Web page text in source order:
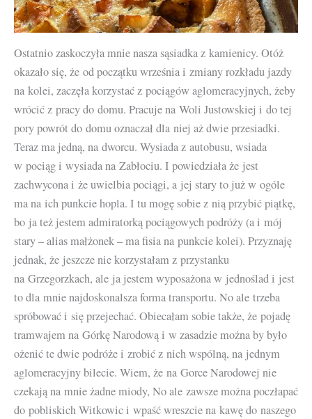
Ostatnio zaskoczyła mnie nasza sąsiadka z kamienicy. Otóż
okazało się, że od początku września i zmiany rozkładu jazdy
na kolei, zaczęła korzystać z pociągów aglomeracyjnych, żeby
wrócić z pracy do domu. Pracuje na Woli Justowskiej i do tej
pory powrót do domu oznaczał dla niej aż dwie przesiadki.
Teraz ma jedną, na dworcu. Wysiada z autobusu, wsiada
w pociąg i wysiada na Zabłociu. I powiedziała że jest
zachwycona i że uwielbia pociągi, a jej stary to już w ogóle
ma na ich punkcie hopla. I tu mogę sobie z nią przybić piątkę,
bo ja też jestem admiratorką pociągowych podróży (a i mój
stary – alias małżonek – ma fisia na punkcie kolei). Przyznaję
jednak, że jeszcze nie korzystałam z przystanku
na Grzegorzkach, ale ja jestem wyposażona w jednoślad i jest
to dla mnie najdoskonalsza forma transportu. No ale trzeba
spróbować i się przejechać. Obiecałam sobie także, że pojadę
tramwajem na Górkę Narodową i w zasadzie można by było
ożenić te dwie podróże i zrobić z nich wspólną, na jednym
aglomeracyjny bilecie. Wiem, że na Gorce Narodowej nie
czekają na mnie żadne miody, No ale zawsze można poczłapać
do pobliskich Witkowic i wpaść wreszcie na kawę do naszego